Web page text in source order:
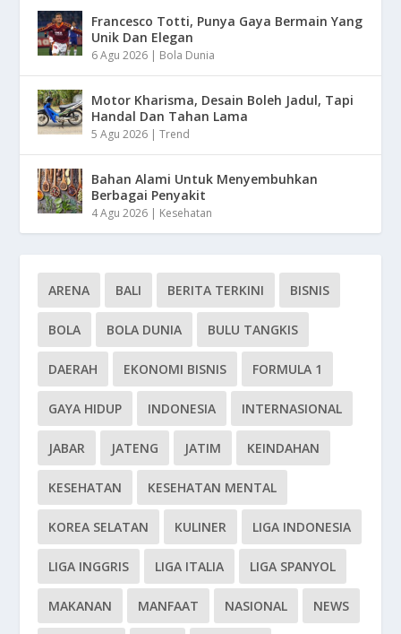
Francesco Totti, Punya Gaya Bermain Yang
Unik Dan Elegan
6 Agu 2026 | Bola Dunia
Motor Kharisma, Desain Boleh Jadul, Tapi
Handal Dan Tahan Lama
5 Agu 2026 |Trend
Bahan Alami Untuk Menyembuhkan
Berbagai Penyakit
4 Agu 2026 | Kesehatan
ARENA BALI BERITA TERKINI BISNIS
BOLA BOLA DUNIA BULU TANGKIS
DAERAH EKONOMI BISNIS FORMULA 1
GAYA HIDUP INDONESIA INTERNASIONAL
JABAR JATENG JATIM KEINDAHAN
KESEHATAN KESEHATAN MENTAL
KOREA SELATAN KULINER LIGA INDONESIA
LIGA INGGRIS LIGA ITALIA LIGA SPANYOL
MAKANAN MANFAAT NASIONAL NEWS